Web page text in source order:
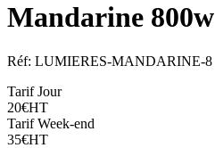
Mandarine 800w
Réf: LUMIERES-MANDARINE-8
Tarif Jour
20€HT
Tarif Week-end
35€HT